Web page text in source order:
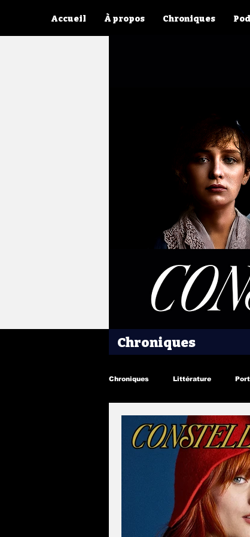
Accueil À propos Chroniques
Chroniques
Chroniques Littérature
Peinture Photographie